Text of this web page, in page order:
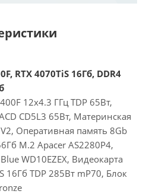
RTX 4070TiS 16Гб, DDR4
12x4.3 ГГц TDP 65Вт,
CD5L3 65Вт, Материнская
V2, Оперативная память 8Gb
M.2 Apacer AS2280P4,
WD10EZEX, Видеокарта
16Гб TDP 285Вт mP70, Блок